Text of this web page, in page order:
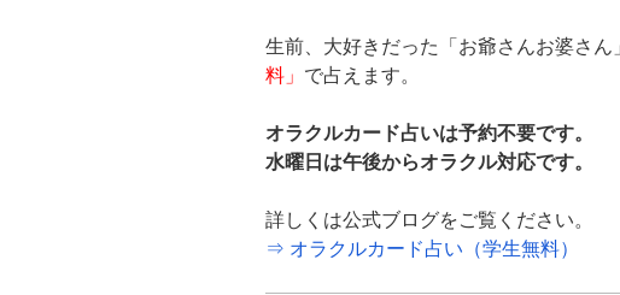
生前、大好きだった「お爺さんお婆さん
料」 で占えます。
オラクルカード占いは予約不要です。
水曜日は午後からオラクル対応です。
詳しくは公式ブログをご覧ください。
⇒ オラクルカード占い（学生無料）